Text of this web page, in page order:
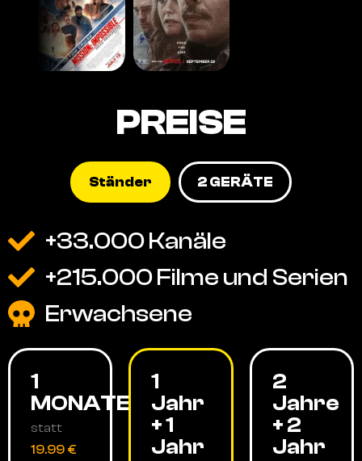
PREISE
Ständer 2 GERÄTE
+33.000 Kanäle
+215.000 Filme und Serien
Erwachsene
1
MONATE
statt
19.99 €
1
Jahr
+ 1
Jahr
2
Jahre
+ 2
Jahr